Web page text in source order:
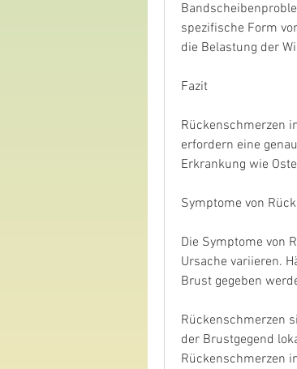
spezifische Form
die Belastung der
Fazit
Rückenschmerzen
erfordern eine
Erkrankung wie
Symptome von
Die Symptome von
Ursache variieren.
Brust gegeben
Rückenschmerzen
der Brustgegend
Rückenschmerzen